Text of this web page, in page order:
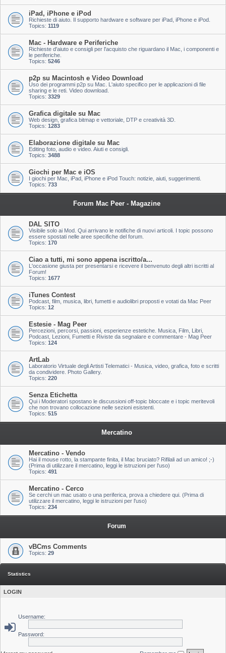
iPad, iPhone e iPod
Richieste di aiuto. Il supporto hardware e software per iPad, iPhone e iPod.
Topics: 1119
Mac - Hardware e Periferiche
Richieste d'aiuto e consigli per l'acquisto che riguardano il Mac, i componenti e
le periferiche.
Topics: 5246
p2p su Macintosh e Video Download
Uso dei programmi p2p su Mac. L'aiuto specifico per le applicazioni di file
sharing e le reti. Video download.
Topics: 3329
Grafica digitale su Mac
Web design, grafica bitmap e vettoriale, DTP e creatività 3D.
Topics: 1283
Elaborazione digitale su Mac
Editing foto, audio e video. Aiuti e consigli.
Topics: 3488
Giochi per Mac e iOS
I giochi per Mac, iPad, iPhone e iPod Touch: notizie, aiuti, suggerimenti.
Topics: 733
Forum Mac Peer - Magazine
DAL SITO
Visibile solo ai Mod. Qui arrivano le notifiche di nuovi articoli. I topic possono
essere spostati nelle aree specifiche del forum.
Topics: 170
Ciao a tutti, mi sono appena iscritto/a...
L'occasione giusta per presentarsi e ricevere il benvenuto degli altri iscritti al
Forum!
Topics: 1677
iTunes Contest
Podcast, film, musica, libri, fumetti e audiolibri proposti e votati da Mac Peer
Topics: 12
Estesie - Mag Peer
Percezioni, percorsi, passioni, esperienze estetiche. Musica, Film, Libri,
Podcast, Lezioni, Fumetti e Riviste da segnalare e commentare - Mag Peer
Topics: 124
ArtLab
Laboratorio Virtuale degli Artisti Telematici - Musica, video, grafica, foto e scritti
da condividere. Photo Gallery.
Topics: 220
Senza Etichetta
Qui i Moderatori spostano le discussioni off-topic bloccate e i topic meritevoli
che non trovano collocazione nelle sezioni esistenti.
Topics: 515
Mercatino
Mercatino - Vendo
Hai il mouse rotto, la stampante finita, il Mac bruciato? Rifilali ad un amico! ;-)
(Prima di utilizzare il mercatino, leggi le istruzioni per l'uso)
Topics: 491
Mercatino - Cerco
Se cerchi un mac usato o una periferica, prova a chiedere qui. (Prima di
utilizzare il mercatino, leggi le istruzioni per l'uso)
Topics: 234
Forum
vBCms Comments
Topics: 29
Statistics
LOGIN
Username:
Password: